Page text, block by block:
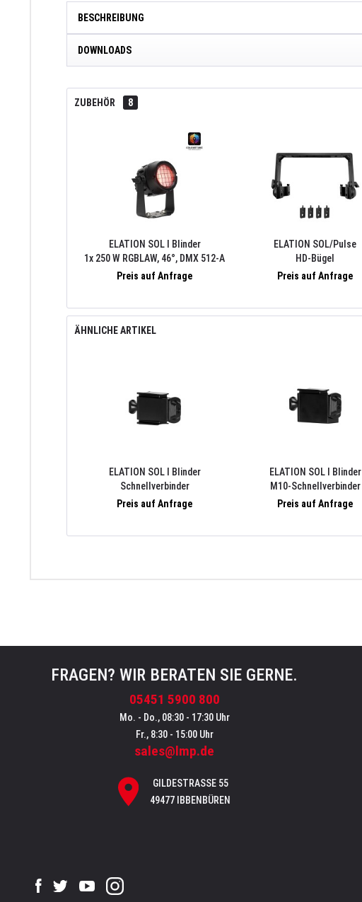
BESCHREIBUNG
DOWNLOADS
ZUBEHÖR 8
ELATION SOL I Blinder
1x 250 W RGBLAW, 46°, DMX 512-A
(RDM), schwarz
Preis auf Anfrage
ELATION SOL/Pulse
HD-Bügel
Preis auf Anfrage
ÄHNLICHE ARTIKEL
ELATION SOL I Blinder
Schnellverbinder
Preis auf Anfrage
ELATION SOL I Blinder
M10-Schnellverbinder
Preis auf Anfrage
FRAGEN? WIR BERATEN SIE GERNE.
05451 5900 800
Mo. - Do., 08:30 - 17:30 Uhr
Fr., 8:30 - 15:00 Uhr
sales@lmp.de
GILDESTRASSE 55
49477 IBBENBÜREN